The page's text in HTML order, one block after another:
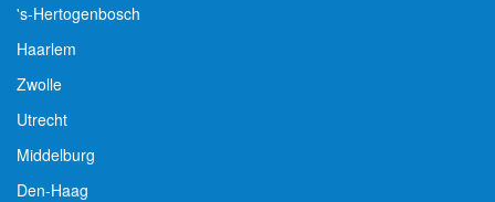
's-Hertogenbosch
Haarlem
Zwolle
Utrecht
Middelburg
Den-Haag